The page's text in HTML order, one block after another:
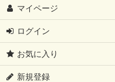
マイページ
ログイン
お気に入り
新規登録